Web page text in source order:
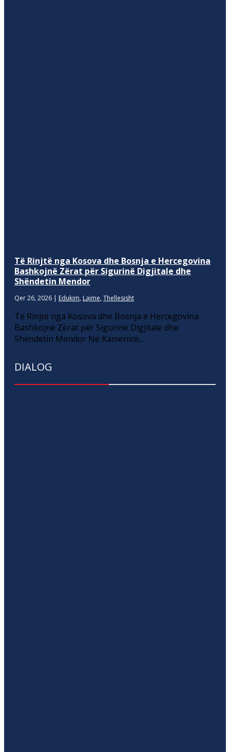
Të Rinjtë nga Kosova dhe Bosnja e Hercegovina
Bashkojnë Zërat për Sigurinë Digjitale dhe
Shëndetin Mendor
Qer 26, 2026 | Edukim, Lajme, Thellesisht
Të Rinjtë nga Kosova dhe Bosnja e Hercegovina
Bashkojnë Zërat për Sigurinë Digjitale dhe
Shëndetin Mendor Në Kamenicë,...
DIALOG